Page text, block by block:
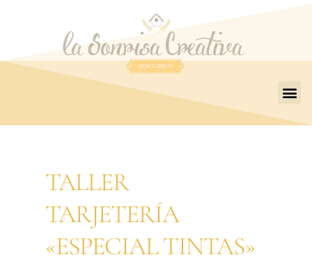
TALLER
TARJETERÍA
«ESPECIAL TINTAS»